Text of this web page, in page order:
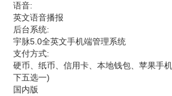
语音:
英文语音播报
后台系统:
宇脉5.0全英文手机端管理系统
支付方式:
硬币、纸币、信用卡、本地钱包、苹果手
下五选一)
国内版